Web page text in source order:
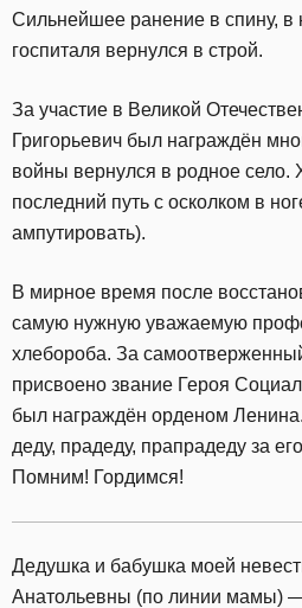
Сильнейшее ранение в спину, в
госпиталя вернулся в строй.
За участие в Великой
Григорьевич был награждён
войны вернулся в родное село.
последний путь с осколком в
ампутировать).
В мирное время после
самую нужную уважаемую
хлебороба. За
присвоено звание Героя
был награждён орденом
деду, прадеду, прапрадеду за
Помним! Гордимся!
Дедушка и бабушка моей
Анатольевны (по линии мамы)